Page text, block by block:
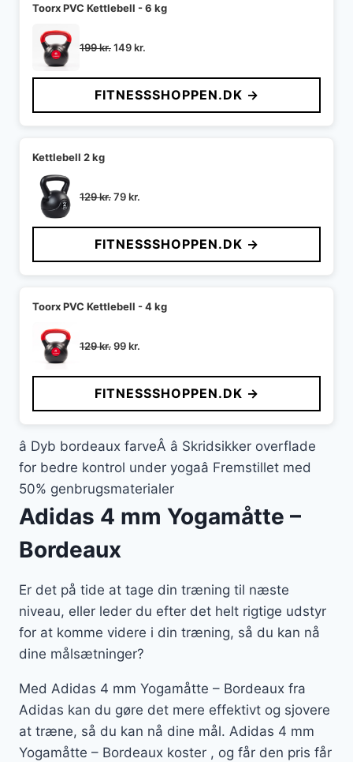
Toorx PVC Kettlebell - 6 kg
199kr.Den
pris
var:
199 kr..
149kr.
pris
er:
149 kr..
FITNESSSHOPPEN.DK →
Kettlebell 2 kg
129kr.Den
pris
var:
129 kr..
79kr.
pris
er:
79 kr..
FITNESSSHOPPEN.DK →
Toorx PVC Kettlebell - 4 kg
129kr.Den
pris
var:
129 kr..
99kr.
pris
er:
99 kr..
FITNESSSHOPPEN.DK →
â Dyb bordeaux farveÂ â Skridsikker overflade
for bedre kontrol under yogaâ Fremstillet med
50% genbrugsmaterialer
Adidas 4 mm Yogamåtte –
Bordeaux
Er det på tide at tage din træning til næste
niveau, eller leder du efter det helt rigtige udstyr
for at komme videre i din træning, så du kan nå
dine målsætninger?
Med Adidas 4 mm Yogamåtte – Bordeaux fra
Adidas kan du gøre det mere effektivt og sjovere
at træne, så du kan nå dine mål. Adidas 4 mm
Yogamåtte – Bordeaux koster , og får den pris får